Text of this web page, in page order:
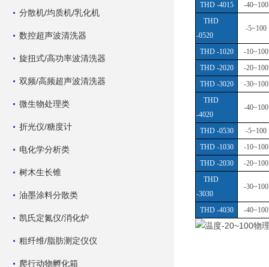
分散机/均质机/乳化机
数控超声波清洗器
旋扭式/高功率波清洗器
双频/高频超声波清洗器
微生物处理类
折光仪/糖度计
电化学分析类
树木生长锥
油墨涂料分散类
凯氏定氮仪/消化炉
粗纤维/脂肪测定仪仪
爬行动物孵化箱
THD -4015
-40~100
THD
-0520
-5~100
THD -1020
-10~100
THD -2020
-20~100
THD -3020
-30~100
THD
-4020
-40~100
THD -0530
-5~100
THD -1030
-10~100
THD -2030
-20~100
THD
-3030
-30~100
THD -4030 -40~100